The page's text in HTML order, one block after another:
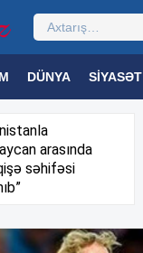
DÜNYA SIYASƏT
TEXNOLOGIYA
arasında
səhifəsi